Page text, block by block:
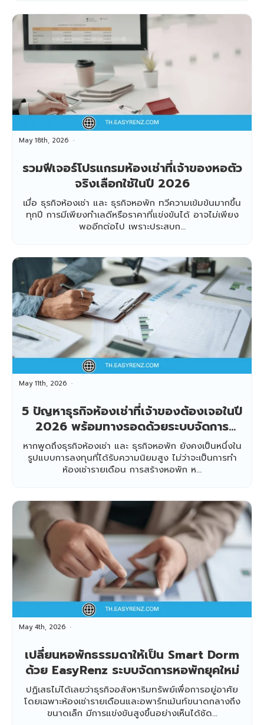
รวมฟีเจอร์โปรแกรมห้องเช่าที่เจ้าของหอตัว
จริงเลือกใช้ในปี 2026
May 18th, 2026
เมื่อ ธุรกิจห้องเช่า และ ธุรกิจหอพัก ทวีความเข้มข้นมากขึ้น
ทุกปี การมีเพียงทำเลดีหรือราคาที่แข่งขันได้ อาจไม่เพียง
พออีกต่อไป เพราะประสบก...
5 ปัญหาธุรกิจห้องเช่าที่เจ้าของต้องเจอในปี
2026 พร้อมทางรอดด้วยระบบจัดการ
หอพักยุคใหม่
May 11th, 2026
หากพูดถึงธุรกิจห้องเช่า และ ธุรกิจหอพัก ยังคงเป็นหนึ่งใน
รูปแบบการลงทุนที่ได้รับความนิยมสูง ไม่ว่าจะเป็นการทำ
ห้องเช่ารายเดือน การสร้างหอพัก ห...
เปลี่ยนหอพักธรรมดาให้เป็น Smart Dorm
ด้วย EasyRenz ระบบจัดการหอพักยุคใหม่
May 4th, 2026
ปฏิเสธไม่ได้เลยว่าธุรกิจอสังหาริมทรัพย์เพื่อการอยู่อาศัย
โดยเฉพาะห้องเช่ารายเดือนและอพาร์ทเม้นท์ขนาดกลางถึง
ขนาดเล็ก มีการแข่งขันสูงขึ้นอย่างเห็นได้ชัด...